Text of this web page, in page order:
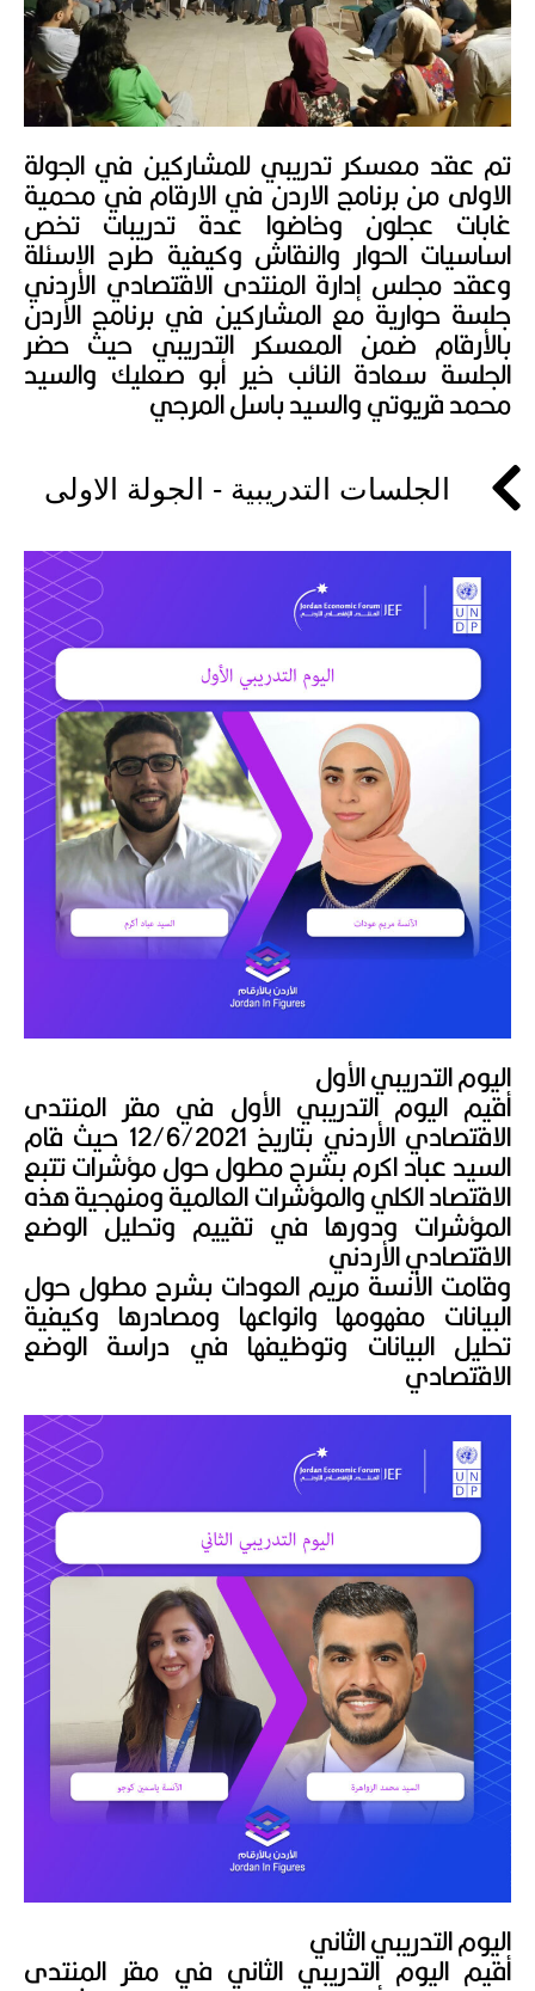
تم عقد معسكر تدريبي للمشاركين في الجولة
الاولى من برنامج الاردن في الارقام في محمية
غابات عجلون وخاضوا عدة تدريبات تخص
اساسيات الحوار والنقاش وكيفية طرح الاسئلة
وعقد مجلس إدارة المنتدى الاقتصادي الأردني
جلسة حوارية مع المشاركين في برنامج الأردن
بالأرقام ضمن المعسكر التدريبي حيث حضر
الجلسة سعادة النائب خير أبو صعليك والسيد
محمد قريوتي والسيد باسل المرجي
الجلسات التدريبية - الجولة الاولى
اليوم التدريبي الأول
أقيم اليوم التدريبي الأول في مقر المنتدى
الاقتصادي الأردني بتاريخ 12/6/2021 حيث قام
السيد عباد اكرم بشرح مطول حول مؤشرات تتبع
الاقتصاد الكلي والمؤشرات العالمية ومنهجية هذه
المؤشرات ودورها في تقييم وتحليل الوضع
الاقتصادي الأردني
وقامت الأنسة مريم العودات بشرح مطول حول
البيانات مفهومها وانواعها ومصادرها وكيفية
تحليل البيانات وتوظيفها في دراسة الوضع
الاقتصادي
اليوم التدريبي الثاني
أقيم اليوم التدريبي الثاني في مقر المنتدى